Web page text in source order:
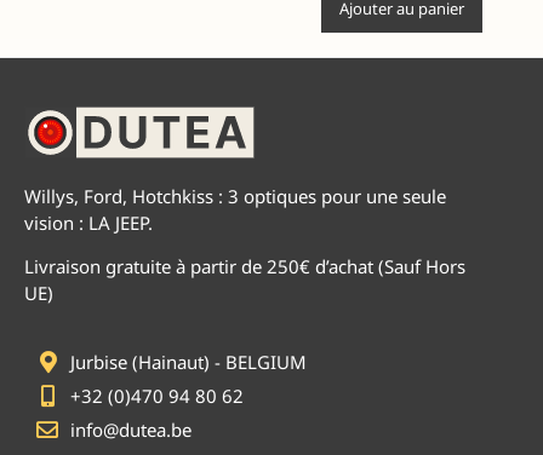
Ajouter au panier
Willys, Ford, Hotchkiss : 3 optiques pour une seule
vision : LA JEEP.
Livraison gratuite à partir de 250€ d’achat (Sauf Hors
UE)
Jurbise (Hainaut) - BELGIUM
+32 (0)470 94 80 62
info@dutea.be